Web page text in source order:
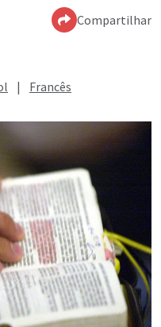
Compartilhar
| Francês